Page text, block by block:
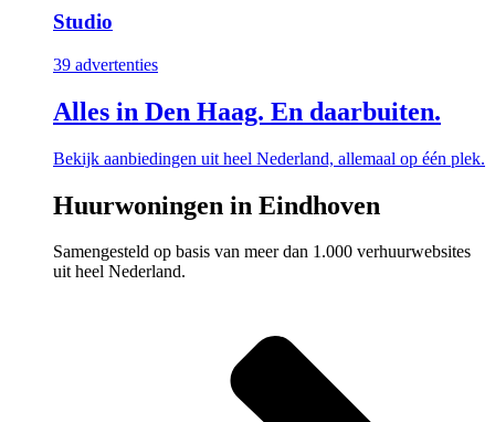
Studio
39 advertenties
Alles in Den Haag. En daarbuiten.
Bekijk aanbiedingen uit heel Nederland, allemaal op één plek.
Huurwoningen in Eindhoven
Samengesteld op basis van meer dan 1.000 verhuurwebsites
uit heel Nederland.